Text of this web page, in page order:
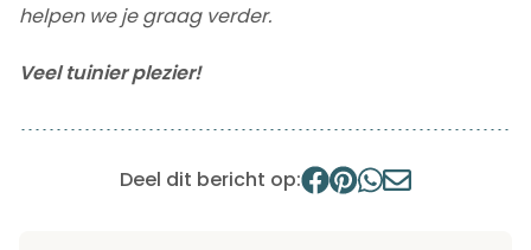
helpen we je graag verder.
Veel tuinier plezier!
Deel dit bericht op: